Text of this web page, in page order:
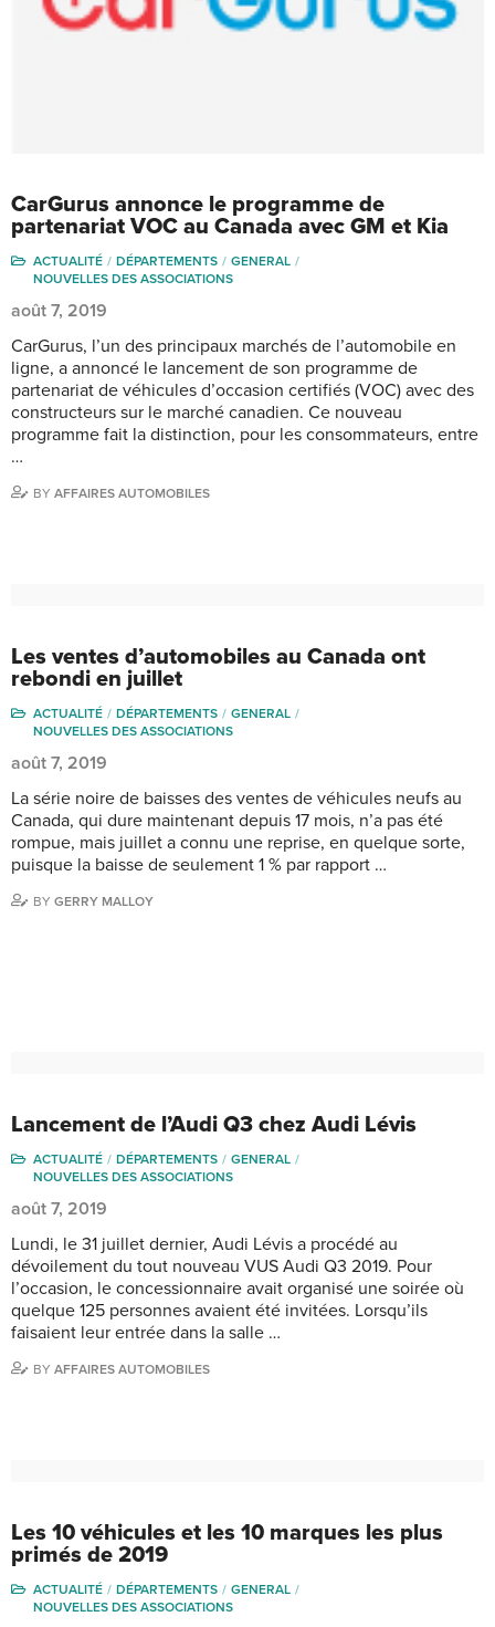
CarGurus annonce le programme de
partenariat VOC au Canada avec GM et Kia
ACTUALITÉ DÉPARTEMENTS
GENERAL
NOUVELLES DES ASSOCIATIONS
août 7, 2019
CarGurus, l’un des principaux marchés de l’automobile en
ligne, a annoncé le lancement de son programme de
partenariat de véhicules d’occasion certifiés (VOC) avec des
constructeurs sur le marché canadien. Ce nouveau
programme fait la distinction, pour les consommateurs, entre
…
BY AFFAIRES AUTOMOBILES
Les ventes d’automobiles au Canada ont
rebondi en juillet
ACTUALITÉ DÉPARTEMENTS
GENERAL
NOUVELLES DES ASSOCIATIONS
août 7, 2019
La série noire de baisses des ventes de véhicules neufs au
Canada, qui dure maintenant depuis 17 mois, n’a pas été
rompue, mais juillet a connu une reprise, en quelque sorte,
puisque la baisse de seulement 1 % par rapport …
BY GERRY MALLOY
Lancement de l’Audi Q3 chez Audi Lévis
ACTUALITÉ DÉPARTEMENTS
GENERAL
NOUVELLES DES ASSOCIATIONS
août 7, 2019
Lundi, le 31 juillet dernier, Audi Lévis a procédé au
dévoilement du tout nouveau VUS Audi Q3 2019. Pour
l’occasion, le concessionnaire avait organisé une soirée où
quelque 125 personnes avaient été invitées. Lorsqu’ils
faisaient leur entrée dans la salle …
BY AFFAIRES AUTOMOBILES
Les 10 véhicules et les 10 marques les plus
primés de 2019
ACTUALITÉ DÉPARTEMENTS
GENERAL
NOUVELLES DES ASSOCIATIONS